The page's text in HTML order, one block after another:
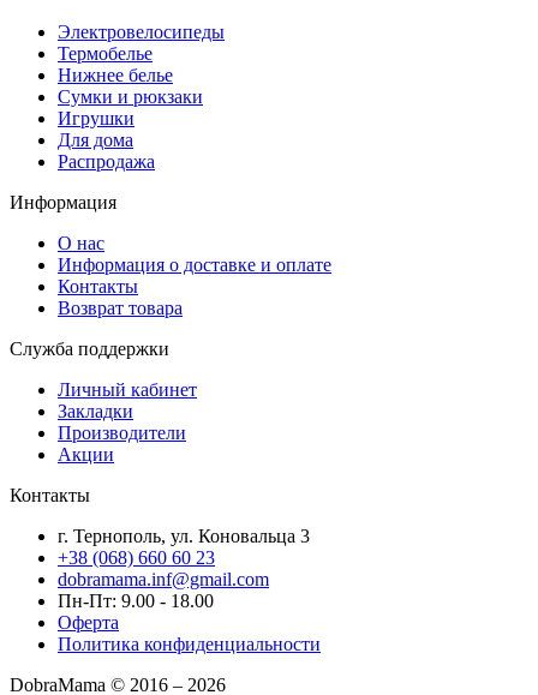
Электровелосипеды
Термобелье
Нижнее белье
Сумки и рюкзаки
Игрушки
Для дома
Распродажа
Информация
О нас
Информация о доставке и оплате
Контакты
Возврат товара
Служба поддержки
Личный кабинет
Закладки
Производители
Акции
Контакты
г. Тернополь, ул. Коновальца 3
+38 (068) 660 60 23
dobramama.inf@gmail.com
Пн-Пт: 9.00 - 18.00
Оферта
Политика конфиденциальности
DobraMama © 2016 – 2026